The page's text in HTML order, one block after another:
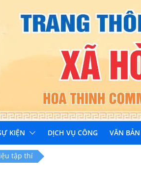
KIỆN DỊCH VỤ CÔNG VĂN BẢN
tập thí